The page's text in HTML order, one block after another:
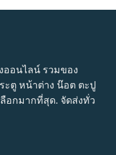
ออนไลน์ รวมของ
ะตู หน้าต่าง น๊อต ตะปู
อกมากที่สุด. จัดส่งทั่ว